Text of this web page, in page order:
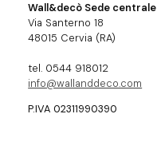
Wall&decò Sede centrale
Via Santerno 18
48015 Cervia (RA)
tel. 0544 918012
info@wallanddeco.com
P.IVA 02311990390